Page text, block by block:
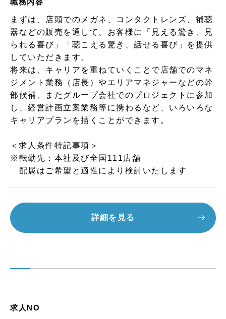
職務内容
まずは、店頭でのメガネ、コンタクトレンズ、補聴
器などの販売を通して、お客様に「見える驚き、見
られる喜び」「聴こえる驚き、話せる喜び」を提供
していただきます。
将来は、キャリアを重ねていくことで店舗でのマネ
ジメント業務（店長）やエリアマネジャーなどの幹
部候補、またグループ会社でのプロジェクトに参加
し、経営計画立案業務等に携わるなど、いろいろな
キャリアプランを描くことができます。
＜求人条件特記事項＞
※転勤先：本社及び全国111店舗
配属はご希望と適性により検討いたします
詳細を見る
求人NO